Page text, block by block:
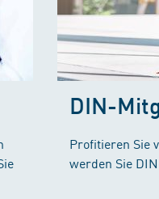
DIN-
Profitieren Sie
werden Sie